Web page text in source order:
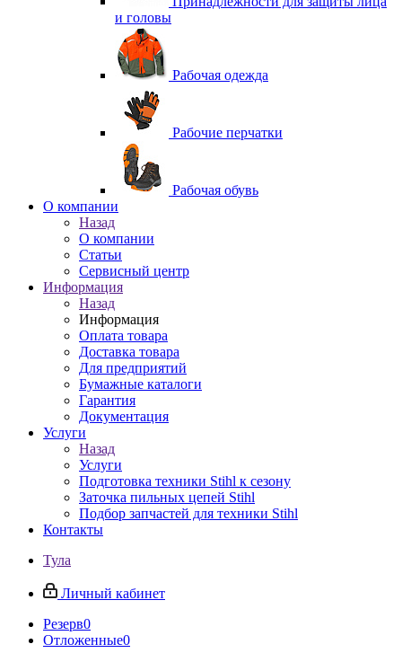
и головы
Рабочая одежда
Рабочие перчатки
Рабочая обувь
O компании
Назад
O компании
Статьи
Сервисный центр
Информация
Назад
Информация
Оплата товара
Доставка товара
Для предприятий
Бумажные каталоги
Гарантия
Документация
Услуги
Назад
Услуги
Подготовка техники Stihl к сезону
Заточка пильных цепей Stihl
Подбор запчастей для техники Stihl
Контакты
Тула
Личный кабинет
Резерв0
Отложенные0